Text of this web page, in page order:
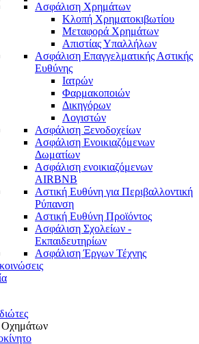
Ασφάλιση Χρημάτων
Κλοπή Χρηματοκιβωτίου
Μεταφορά Χρημάτων
Απιστίας Υπαλλήλων
Ασφάλιση Επαγγελματικής Αστικής
Ευθύνης
Ιατρών
Φαρμακοποιών
Δικηγόρων
Λογιστών
Ασφάλιση Ξενοδοχείων
Ασφάλιση Ενοικιαζόμενων
Δωματίων
Ασφάλιση ενοικιαζόμενων
AIRBNB
Αστική Ευθύνη για Περιβαλλοντική
Ρύπανση
Αστική Ευθύνη Προϊόντος
Ασφάλιση Σχολείων -
Εκπαιδευτηρίων
Ασφάλιση Έργων Τέχνης